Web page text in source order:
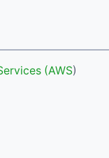
(AWS)